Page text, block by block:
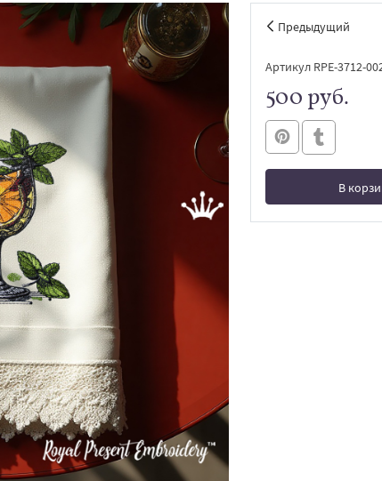
Предыдущий
Артикул RPE-3712-
500 руб.
В
В